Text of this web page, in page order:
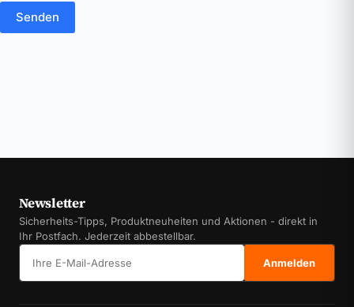
Senden
Newsletter
Sicherheits-Tipps, Produktneuheiten und Aktionen - direkt in
Ihr Postfach. Jederzeit abbestellbar.
Anmelden